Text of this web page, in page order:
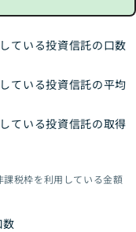
ている投資信託の口数
ている投資信託の平均
ている投資信託の取得
税枠を利用している金額